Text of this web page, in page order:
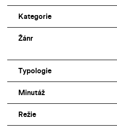
Kategorie
Žánr
Typologie
Minutáž
Režie